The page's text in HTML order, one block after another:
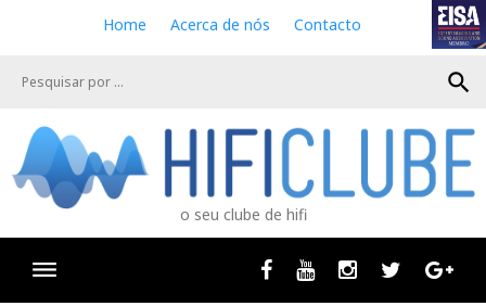
e
Home Acerca de nós Contacto
search
o seu clube de hifi
Facebook
Youtube InstagramTwitter